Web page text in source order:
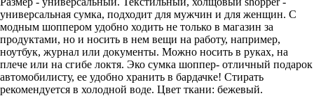
универсальная сумка, подходит для мужчин и для женщин. С
модным шоппером удобно ходить не только в магазин за
продуктами, но и носить в нем вещи на работу, например,
ноутбук, журнал или документы. Можно носить в руках, на
плече или на сгибе локтя. Эко сумка шоппер- отличный подарок
автомобилисту, ее удобно хранить в бардачке! Стирать
рекомендуется в холодной воде. Цвет ткани: бежевый.